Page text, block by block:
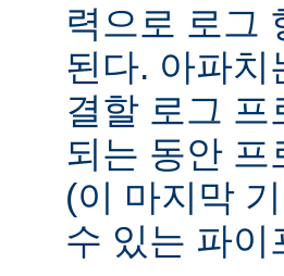
력으로 로그
된다. 아파치
결할 로그
되는 동안
(이 마지막
수 있는 파이